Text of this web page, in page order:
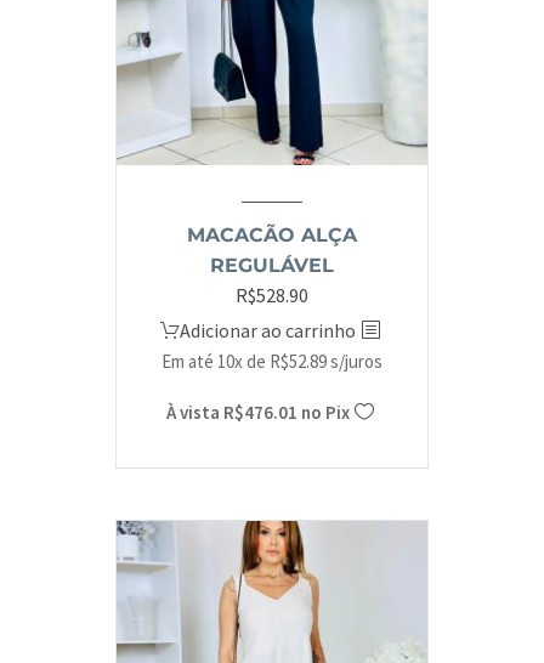
MACACÃO ALÇA
REGULÁVEL
R$528.90
Adicionar ao carrinho
Em até 10x de R$52.89s/juros
À vista R$476.01 no Pix